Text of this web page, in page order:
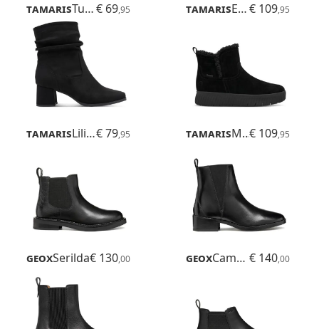
Tamaris Tulsa€ 69,95 Tamaris Eva€ 109,95
Tamaris Lilian€ 79,95 Tamaris Maya€ 109,95
GeoxSerilda€ 130,00 Geox Camexia € 140,00